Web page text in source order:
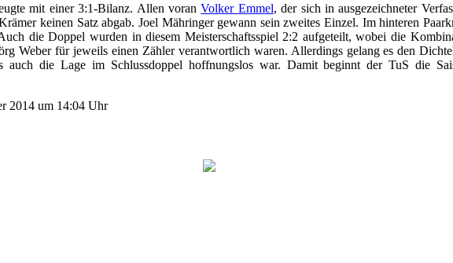
mit einer 3:1-Bilanz. Allen voranVolker Emmel, der sich in ausgezeichneter
keinen Satz abgab. Joel Mähringer gewann sein zweites Einzel. Im hinteren
die Doppel wurden in diesem Meisterschaftsspiel 2:2 aufgeteilt, wobei die
Weber für jeweils einen Zähler verantwortlich waren. Allerdings gelang es den
auch die Lage im Schlussdoppel hoffnungslos war. Damit beginnt der TuS die
2014 um 14:04 Uhr